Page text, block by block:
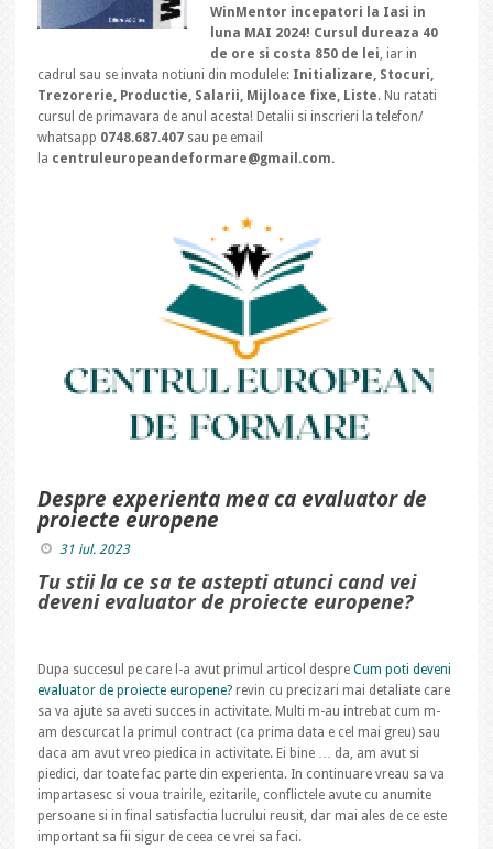
WinMentor incepatori la Iasi in
luna MAI 2024! Cursul dureaza 40
de ore si costa 850 de lei, iar in
cadrul sau se invata notiuni din modulele: Initializare, Stocuri,
Trezorerie, Productie, Salarii, Mijloace fixe, Liste. Nu ratati
cursul de primavara de anul acesta! Detalii si inscrieri la telefon/
whatsapp 0748.687.407 sau pe email
la centruleuropeandeformare@gmail.com.
Despre experienta mea ca evaluator de
proiecte europene
31 iul. 2023
Tu stii la ce sa te astepti atunci cand vei
deveni evaluator de proiecte europene?
Dupa succesul pe care l-a avut primul articol despre Cum poti deveni
evaluator de proiecte europene? revin cu precizari mai detaliate care
sa va ajute sa aveti succes in activitate. Multi m-au intrebat cum m-
am descurcat la primul contract (ca prima data e cel mai greu) sau
daca am avut vreo piedica in activitate. Ei bine … da, am avut si
piedici, dar toate fac parte din experienta. In continuare vreau sa va
impartasesc si voua trairile, ezitarile, conflictele avute cu anumite
persoane si in final satisfactia lucrului reusit, dar mai ales de ce este
important sa fii sigur de ceea ce vrei sa faci.